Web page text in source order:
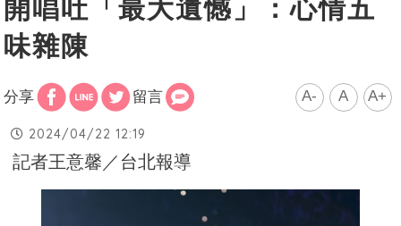
開唱吐「最大遺憾」：心情五
味雜陳
分享 留言 A- A A+
2024/04/22 12:19
記者王意馨／台北報導